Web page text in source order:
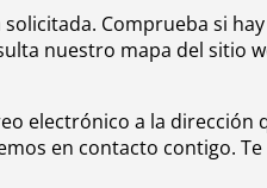
Comprueba si hay
nuestro mapa del sitio
electrónico a la dirección
en contacto contigo. Te